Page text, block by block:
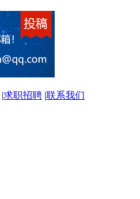
|求职招聘 |联系我们